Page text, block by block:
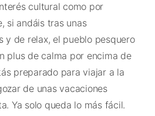
cultural como por
si andáis tras unas
y de relax, el pueblo pesquero
plus de calma por encima de
preparado para viajar a la
de unas vacaciones
Ya solo queda lo más fácil.